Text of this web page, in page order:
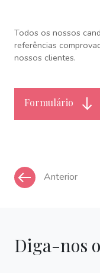
Todos os nossos
referências
nossos clientes.
Formulário
Anterior
Diga-nos